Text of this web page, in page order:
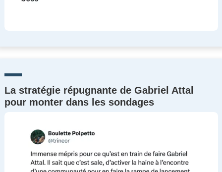
La stratégie répugnante de Gabriel Attal
pour monter dans les sondages